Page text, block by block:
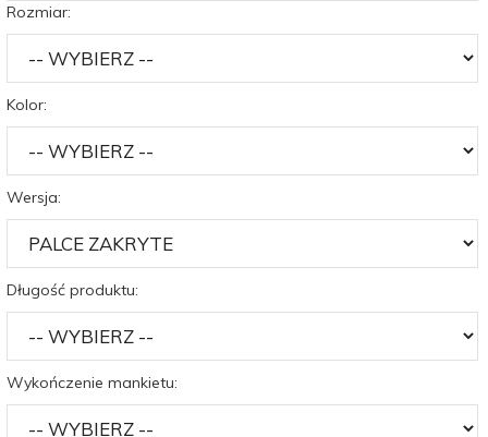
Rozmiar:
Kolor:
Wersja:
Długość produktu:
Wykończenie mankietu: